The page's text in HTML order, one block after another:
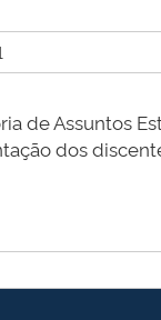
de Assuntos
dos